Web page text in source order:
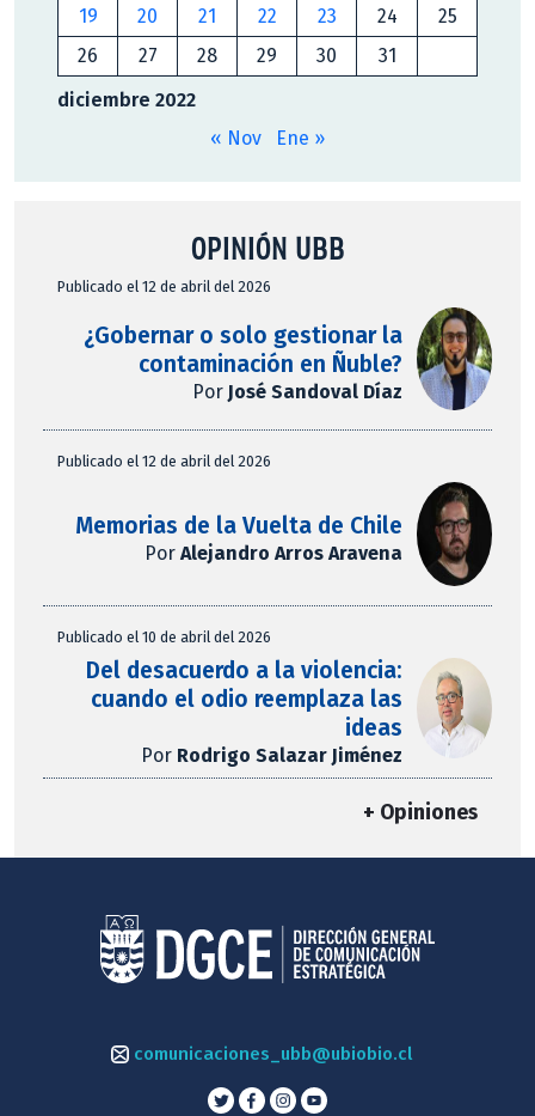
diciembre 2022
19
20 21 22 23 24
25
26
27 28 29 30 31
« Nov Ene »
OPINIÓN UBB
Publicado el 12 de abril del 2026
¿Gobernar o solo gestionar la
contaminación en Ñuble?
Por José Sandoval Díaz
Publicado el 12 de abril del 2026
Memorias de la Vuelta de Chile
PorAlejandro Arros Aravena
Publicado el 10 de abril del 2026
Del desacuerdo a la violencia:
cuando el odio reemplaza las
ideas
Por Rodrigo Salazar Jiménez
+ Opiniones
comunicaciones_ubb@ubiobio.cl